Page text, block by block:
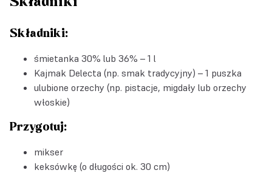
Składniki:
śmietanka 30% lub 36% – 1 l
Kajmak Delecta (np. smak tradycyjny) – 1 puszka
ulubione orzechy (np. pistacje, migdały lub orzechy
włoskie)
Przygotuj:
mikser
keksówkę (o długości ok. 30 cm)